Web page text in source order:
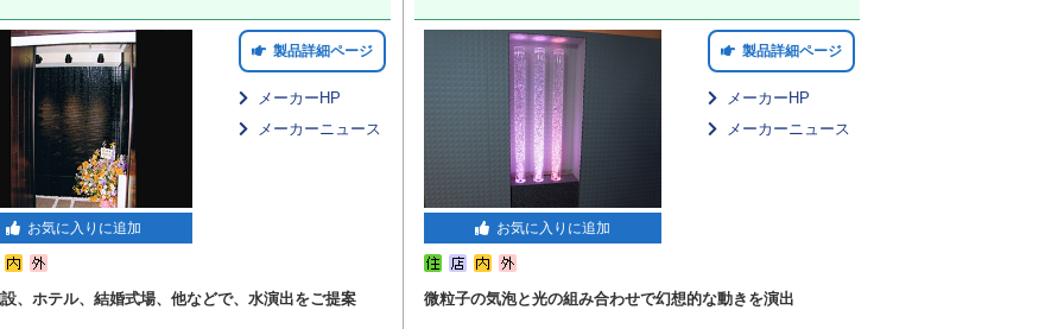
お気に入りに追加
製品詳細ページ
メーカーHP
メーカーニュース
、ホテル、結婚式場、他などで、水演出をご提案
お気に入りに追加
製品詳細ページ
メーカーHP
メーカーニュース
微粒子の気泡と光の組み合わせで幻想的な動きを演出